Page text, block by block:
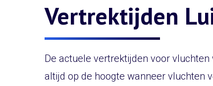
Vertrektijden
De actuele vertrektijden voor
altijd op de hoogte wanneer vluchten